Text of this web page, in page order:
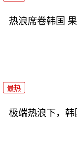
热浪席卷韩国
最热
极端热浪下，